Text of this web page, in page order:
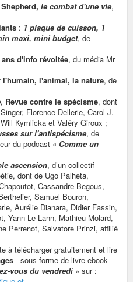
le combat d'une vie,
: 1 plaque de cuisson, 1
maxi, mini budget, de
ans d'info révoltée, du média Mr
l'humain, l'animal, la nature, de
, Revue contre le spécisme, dont
Florence Dellerie, Carol J.
Kymlicka et Valéry Giroux ;
sur l'antispécisme, de
du podcast « Comme un
ascension, d’un collectif
dont de Ugo Palheta,
Cassandre Begous,
Samuel Bouron,
Aurélie Dianara, Didier Fassin,
Yann Le Lann, Mathieu Molard,
Perrenot, Salvatore Prinzi, affilié
à télécharger gratuitement et lire
- sous forme de livre ebook -
vous du vendredi » sur :